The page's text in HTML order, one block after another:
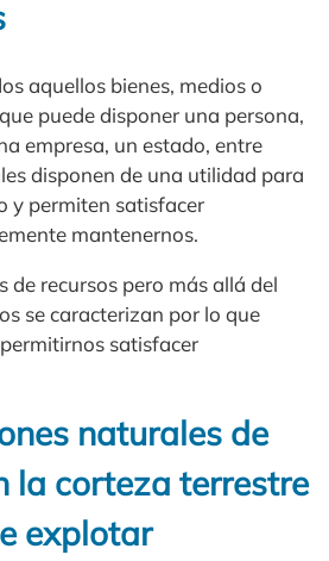
aquellos bienes, medios o
puede disponer una persona,
empresa, un estado, entre
disponen de una utilidad para
y permiten satisfacer
mantenernos.
de recursos pero más allá del
se caracterizan por lo que
satisfacer
naturales de
la corteza terrestre
explotar